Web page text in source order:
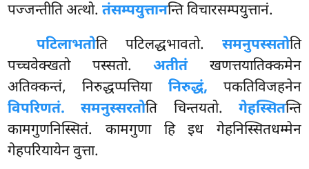
पज्जन्तीति अत्थो.तंसम्पयुत्तानन्ति विचारसम्पयुत्तानं.
पटिलाभतोति पटिलद्धभावतो. समनुपस्सतोति
पच्चवेक्खतो पस्सतो.अतीतंखणत्तयातिक्कमेन
अतिक्कन्तं, निरुद्धप्पत्तिया निरुद्धं, पकतिविजहनेन
विपरिणतं. समनुस्सरतोति चिन्तयतो. गेहस्सितन्ति
कामगुणनिस्सितं. कामगुणा हि इध गेहनिस्सितधम्मेन
गेहपरियायेन वुत्ता.